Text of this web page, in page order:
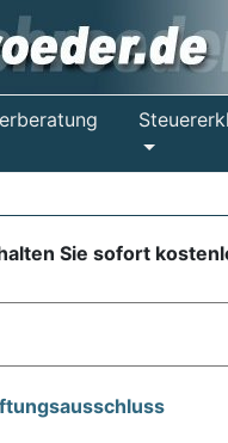
Sie sofort